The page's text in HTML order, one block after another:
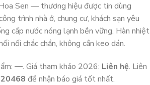
Sen — thương hiệu được tin dùng
trình nhà ở, chung cư, khách sạn yêu
cấp nước nóng lạnh bền vững. Hàn nhiệt
nối chắc chắn, không cần keo dán.
—. Giá tham khảo 2026: Liên hệ. Liên
để nhận báo giá tốt nhất.